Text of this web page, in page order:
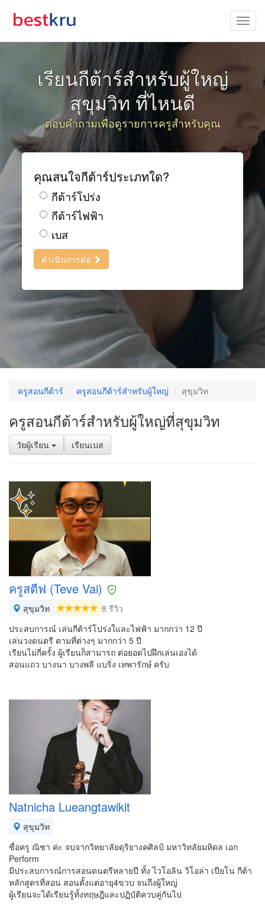
เรียนกีต้าร์สำหรับผู้ใหญ่
สุขุมวิท ที่ไหนดี
ตอบคำถามเพื่อดูรายการครูสำหรับคุณ
คุณสนใจกีต้าร์ประเภทใด?
กีต้าร์โปร่ง
กีต้าร์ไฟฟ้า
เบส
ดำเนินการต่อ
ครูสอนกีต้าร์ ครูสอนกีต้าร์สำหรับผู้ใหญ่ สุขุมวิท
ครูสอนกีต้าร์สำหรับผู้ใหญ่ที่สุขุมวิท
วัยผู้เรียน เรียนเบส
ครูสตีฟ (Teve Vai)
สุขุมวิท
8 รีวิว
ประสบการณ์ เล่นกีต้าร์โปร่งใและไฟฟ้า มากกว่า 12 ปี
เล่นวงดนตรี ตามที่ต่างๆ มากกว่า 5 ปี
เรียนไม่กี่ครั้ง ผู้เรียนก็สามารถ ต่อยอดไปฝึกเล่นเองได้
สอนแถว บางนา บางพลี แบริ่ง เทพารักษ์ ครับ
Natnicha Lueangtawikit
สุขุมวิท
ชื่อครู ณิชา ค่ะ จบจากวิทยาลัยดุริยางคศิลป์ มหาวิทลัยมหิดล เอก
Perform
มีประสบการณ์การสอนดนตรีหลายปี ทั้ง ไวโอลิน วิโอล่า เปียโน กีต้า
หลักสูตรที่สอน สอนตั้งแต่อายุ4ขวบ จนถึงผู้ใหญ่
ผู้เรียนจะได้เรียนรู้ทั้งทฤษฎีและปฏิบัติควบคู่กันไป